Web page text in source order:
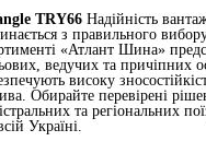
TRY66 Надійність
з правильного
«Атлант Шина»
ведучих та причіпних
високу
Обирайте перевірені
та регіональних
Україні.